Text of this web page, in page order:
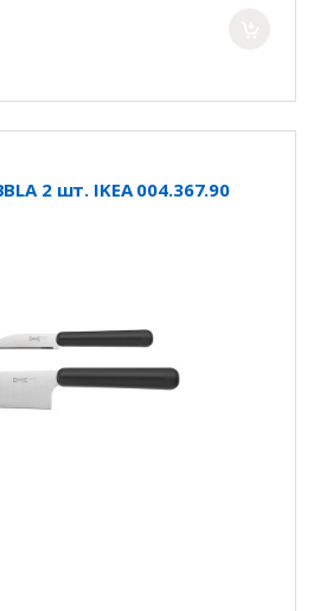
2 шт. IKEA 004.367.90